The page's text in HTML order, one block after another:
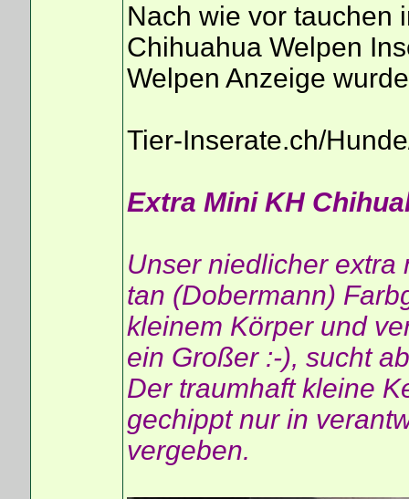
Nach wie vor tauchen
Chihuahua Welpen
Welpen Anzeige
Tier-Inserate.ch/
Extra Mini KH
Unser niedlicher
tan (Dobermann)
kleinem Körper und
ein Großer :-), sucht
Der traumhaft kleine
gechippt nur in
vergeben.